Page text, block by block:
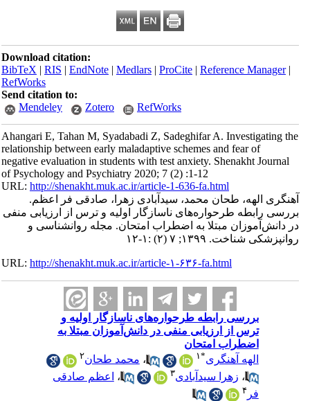
Download citation:
BibTeX|RIS|EndNote|Medlars|ProCite|Reference Manager
RefWorks
Send citation to:
Mendeley
Zotero RefWorks
Ahangari E, Tahan M, Syadabadi Z, Sadeghifar A. Investigating the
relationship between early maladaptive schemes and fear of
negative evaluation in students with test anxiety. Shenakht Journal
of Psychology and Psychiatry 2020; 7 (2) :1-12
URL:http://shenakht.muk.ac.ir/article-1-636-fa.html
آهنگری الهه، طحان محمد، سیدآبادی زهرا، صادقی فر اعظم.
بررسی رابطه طرحواره‌های ناسازگار اولیه و ترس از ارزیابی منفی
در دانش‌آموزان مبتلا به اضطراب امتحان. مجله روانشناسی و
روانپزشکی شناخت. ۱۳۹۹; ۷ (۲) :۱-۱۲
URL:http://shenakht.muk.ac.ir/article-۱-۶۳۶-fa.html
بررسی رابطه طرحواره‌های ناسازگار اولیه و
ترس از ارزیابی منفی در دانش‌آموزان مبتلا به
اضطراب امتحان
الهه آهنگری* ۱ ،محمد طحان ۲
،زهرا سیدآبادی ،اعظم صادقی
فر۴